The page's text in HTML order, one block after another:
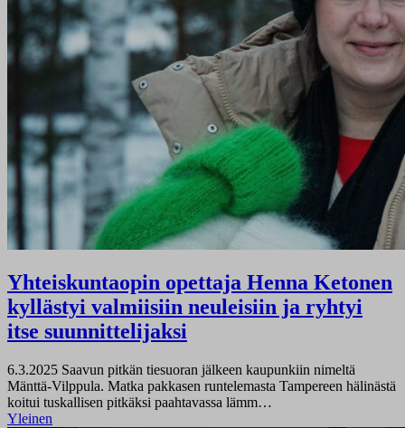
Yhteiskuntaopin opettaja Henna Ketonen
kyllästyi valmiisiin neuleisiin ja ryhtyi
itse suunnittelijaksi
6.3.2025 Saavun pitkän tiesuoran jälkeen kaupunkiin nimeltä
Mänttä-Vilppula. Matka pakkasen runtelemasta Tampereen hälinästä
koitui tuskallisen pitkäksi paahtavassa lämm…
Yleinen